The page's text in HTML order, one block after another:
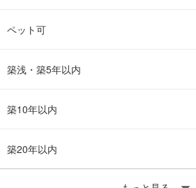
ペット可
築浅・築5年以内
築10年以内
築20年以内